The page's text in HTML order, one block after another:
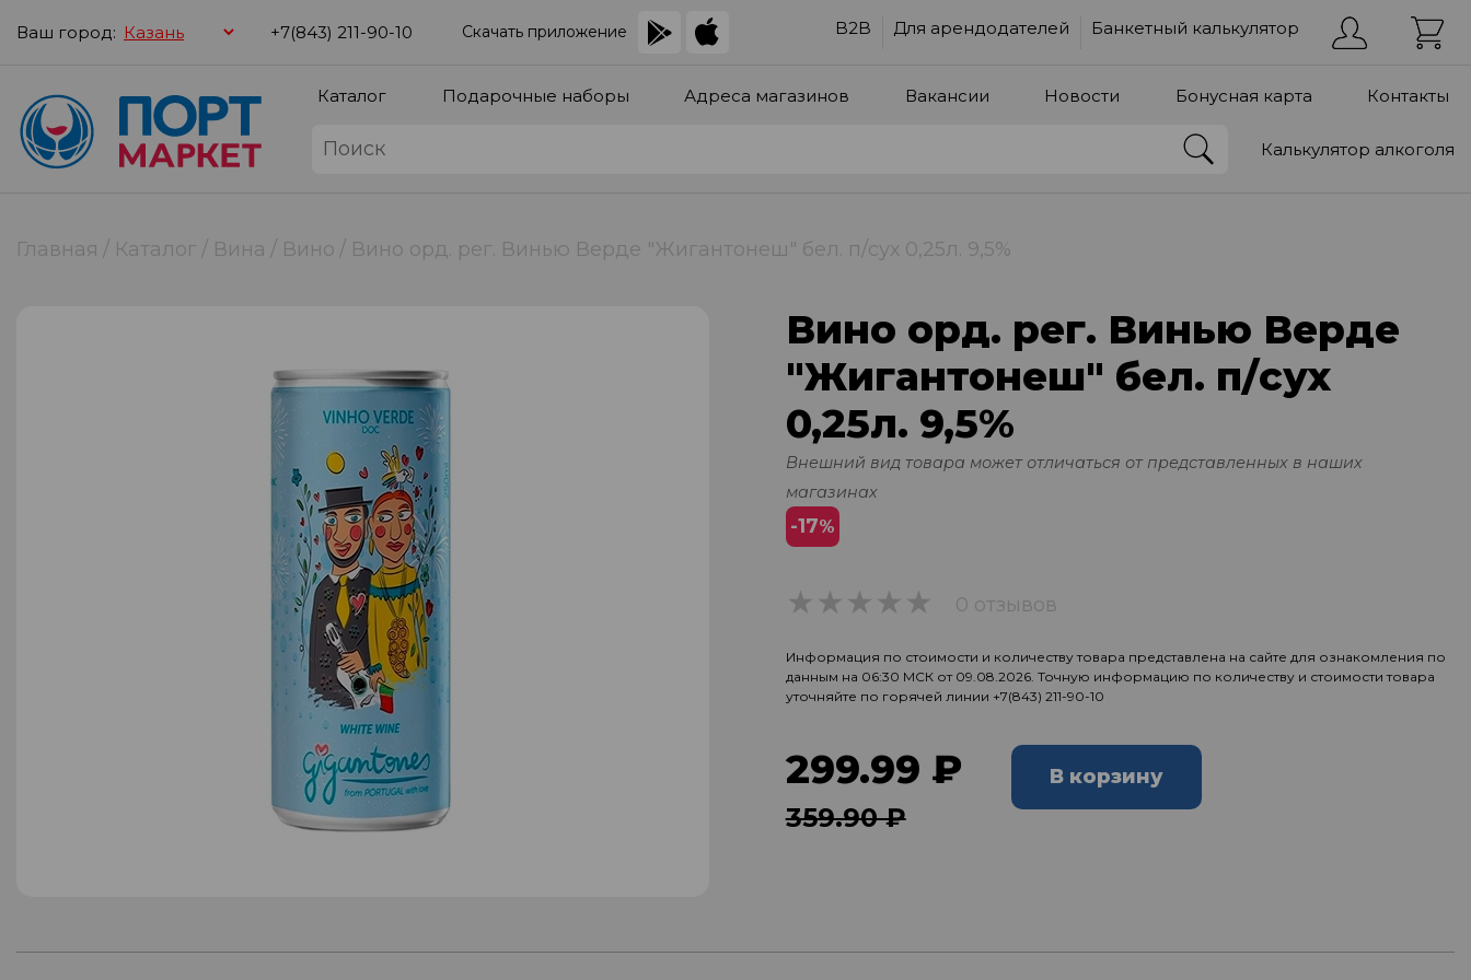
Ваш город: +7(843) 211-90-10 Скачать приложение B2B Для арендодателей Банкетный калькулятор
Каталог Подарочные наборы Адреса магазинов Вакансии Новости Бонусная карта Контакты
Калькулятор алкоголя
Главная Каталог Вина Вино Вино орд. рег. Винью Верде "Жигантонеш" бел. п/сух 0,25л. 9,5%
Вино орд. рег. Винью Верде
"Жигантонеш" бел. п/сух
0,25л. 9,5%
Внешний вид товара может отличаться от представленных в наших
магазинах
-17%
0 отзывов
Информация по стоимости и количеству товара представлена на сайте для ознакомления по
данным на 06:30 МСК от 09.08.2026. Точную информацию по количеству и стоимости товара
уточняйте по горячей линии +7(843) 211-90-10
299.99 ₽
359.90 ₽
В корзину